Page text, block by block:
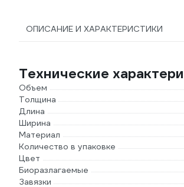
ОПИСАНИЕ И ХАРАКТЕРИСТИКИ
Технические
Объем
Толщина
Длина
Ширина
Материал
Количество в упаковке
Цвет
Биоразлагаемые
Завязки